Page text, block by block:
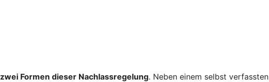
zwei Formen dieser Nachlassregelung. Neben einem selbst verfassten